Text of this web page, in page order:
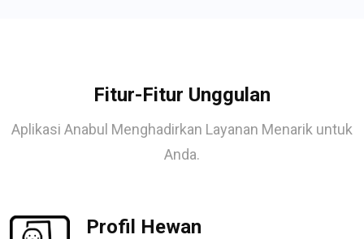
Fitur-Fitur Unggulan
Aplikasi Anabul Menghadirkan Layanan Menarik untuk
Anda.
Profil Hewan